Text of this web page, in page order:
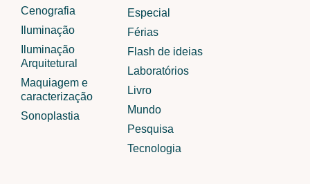
Cenografia
Iluminação
Iluminação
Arquitetural
Maquiagem e
caracterização
Sonoplastia
Especial
Férias
Flash de ideias
Laboratórios
Livro
Mundo
Pesquisa
Tecnologia